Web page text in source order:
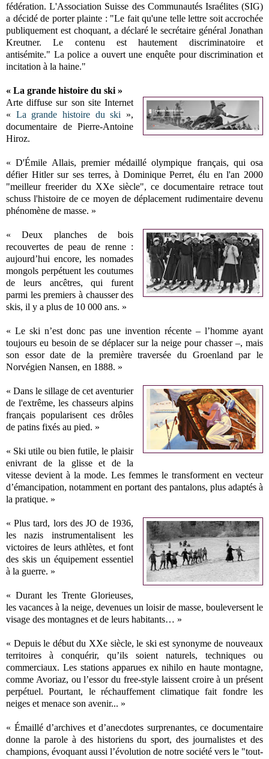
fédération.L'Association Suisse des Communautés Israélites (SIG)
a décidé de porter plainte : "Le fait qu'une telle lettre soit accrochée
publiquement est choquant, a déclaré le secrétaire général Jonathan
Kreutner. Le contenu est hautement discriminatoire et
antisémite." La police a ouvert une enquête pour discrimination et
incitation à la haine."
« La grande histoire du ski »
Arte diffuse sur son site Internet
« La grande histoire du ski »,
documentaire de Pierre-Antoine
Hiroz.
« D'Émile Allais, premier médaillé olympique français, qui osa
défier Hitler sur ses terres, à Dominique Perret, élu en l'an 2000
"meilleur freerider du XXe siècle", ce documentaire retrace tout
schuss l'histoire de ce moyen de déplacement rudimentaire devenu
phénomène de masse. »
« Deux planches de bois
recouvertes de peau de renne :
aujourd’hui encore, les nomades
mongols perpétuent les coutumes
de leurs ancêtres, qui furent
parmi les premiers à chausser des
skis, il y a plus de 10 000 ans. »
« Le ski n’est donc pas une invention récente – l’homme ayant
toujours eu besoin de se déplacer sur la neige pour chasser –, mais
son essor date de la première traversée du Groenland par le
Norvégien Nansen, en 1888. »
« Dans le sillage de cet aventurier
de l'extrême, les chasseurs alpins
français popularisent ces drôles
de patins fixés au pied. »
« Ski utile ou bien futile, le plaisir
enivrant de la glisse et de la
vitesse devient à la mode. Les femmes le transforment en vecteur
d’émancipation, notamment en portant des pantalons, plus adaptés à
la pratique. »
« Plus tard, lors des JO de 1936,
les nazis instrumentalisent les
victoires de leurs athlètes, et font
des skis un équipement essentiel
à la guerre. »
« Durant les Trente Glorieuses,
les vacances à la neige, devenues un loisir de masse, bouleversent le
visage des montagnes et de leurs habitants… »
« Depuis le début du XXe siècle, le ski est synonyme de nouveaux
territoires à conquérir, qu’ils soient naturels, techniques ou
commerciaux. Les stations apparues ex nihilo en haute montagne,
comme Avoriaz, ou l’essor du free-style laissent croire à un présent
perpétuel. Pourtant, le réchauffement climatique fait fondre les
neiges et menace son avenir... »
« Émaillé d’archives et d’anecdotes surprenantes, ce documentaire
donne la parole à des historiens du sport, des journalistes et des
champions, évoquant aussi l’évolution de notre société vers le "tout-